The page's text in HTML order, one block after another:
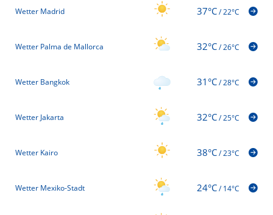
Wetter Madrid 37°C/22°C
Wetter Palma de Mallorca 32°C/26°C
Wetter Bangkok 31°C/28°C
Wetter Jakarta 32°C/25°C
Wetter Kairo 38°C/23°C
Wetter Mexiko-Stadt 24°C/14°C